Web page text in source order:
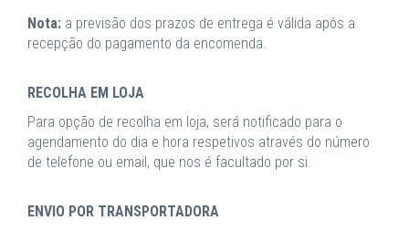
Nota: a previsão dos prazos de entrega é válida após a
recepção do pagamento da encomenda.
RECOLHA EM LOJA
Para opção de recolha em loja, será notificado para o
agendamento do dia e hora respetivos através do número
de telefone ou email, que nos é facultado por si.
ENVIO POR TRANSPORTADORA